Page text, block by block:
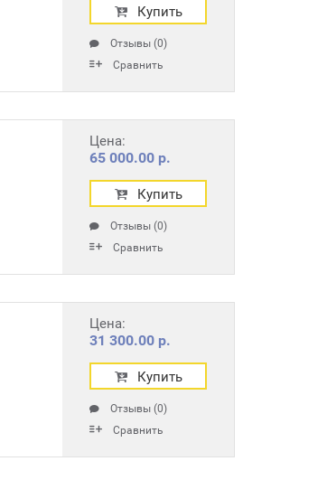
Купить
Отзывы (0)
Сравнить
Цена:
65 000.00 р.
Купить
Отзывы (0)
Сравнить
Цена:
31 300.00 р.
Купить
Отзывы (0)
Сравнить